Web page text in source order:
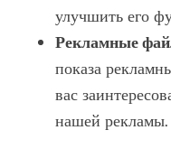
улучшить его
Рекламные
показа
вас
нашей рекламы.